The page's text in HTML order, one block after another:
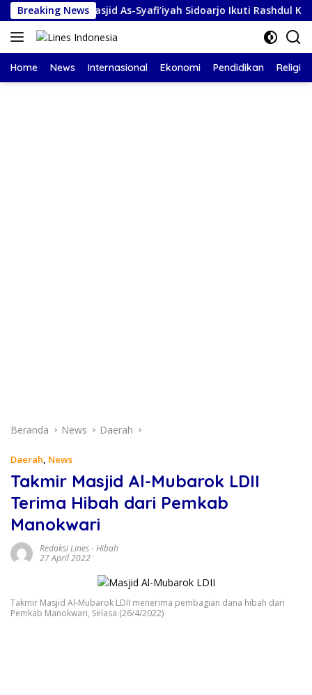
Langsung
ke
konten
Breaking News
Masjid As-Syafi’iyah Sidoarjo Ikuti Rashdul Kiblat
Home News Internasional Ekonomi Pendidikan Religi
Beranda News Daerah
Daerah, News
Takmir Masjid Al-Mubarok LDII
Terima Hibah dari Pemkab
Manokwari
Redaksi Lines-Hibah
27 April 2022
Takmir Masjid Al-Mubarok LDII menerima pembagian dana hibah dari
Pemkab Manokwari, Selasa (26/4/2022)